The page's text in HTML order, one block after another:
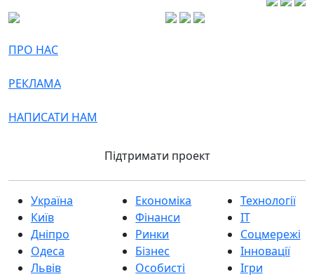
ПРО НАС
РЕКЛАМА
НАПИСАТИ НАМ
Підтримати проект
Україна
Київ
Дніпро
Одеса
Львів
Економіка
Фінанси
Ринки
Бізнес
Особисті
Технології
IT
Соцмережі
Інновації
Ігри